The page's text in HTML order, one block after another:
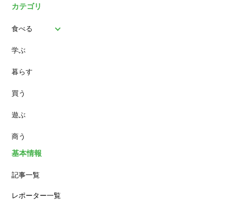
カテゴリ
食べる
パン
スイーツ
ランチ
カフェ
学ぶ
暮らす
買う
遊ぶ
商う
基本情報
記事一覧
レポーター一覧